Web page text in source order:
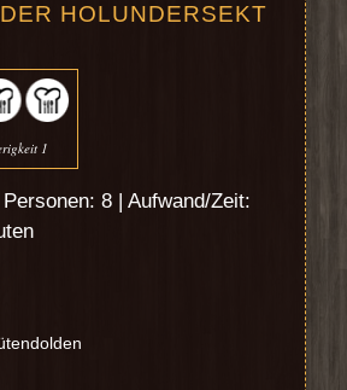
HOLUNDERSEKT
1
8 | Aufwand/Zeit: